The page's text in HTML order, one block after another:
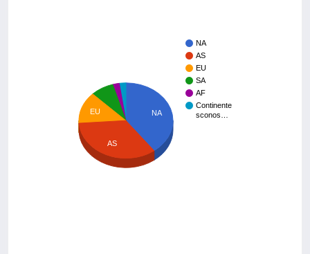
NA
AS
EU
SA
AF
Continente
sconos…
NA
EU
AS